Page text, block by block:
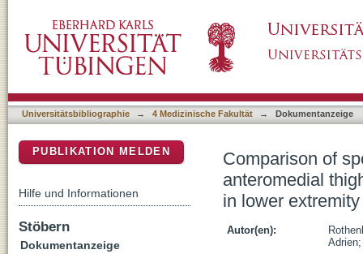
dorsi flap, and gracilis muscle flap in lower
study
Universitätsbibliographie → 4 Medizinische Fakultät → Dokumentanzeige
Comparison of
anteromedial
in lower
Autor(en):
Adrien
PUBLIKATION MELDEN
Hilfe und Informationen
Stöbern
Dokumentanzeige